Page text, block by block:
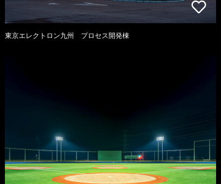
東京エレクトロン九州 プロセス開発棟